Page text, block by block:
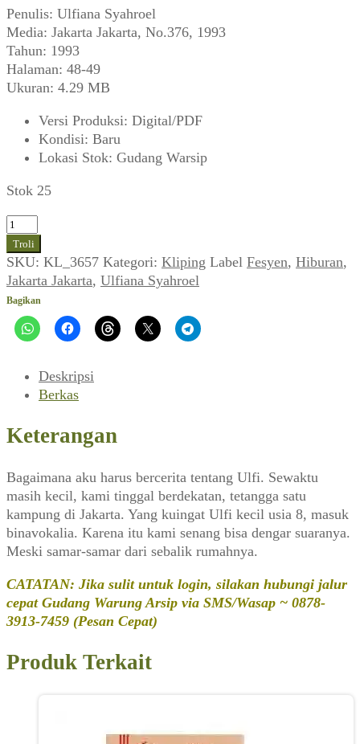
Penulis: Ulfiana Syahroel
Media: Jakarta Jakarta, No.376, 1993
Tahun: 1993
Halaman: 48-49
Ukuran: 4.29 MB
Versi Produksi: Digital/PDF
Kondisi: Baru
Lokasi Stok: Gudang Warsip
Stok 25
Kuantitas
Ulfiana
Syahroel
~
Wanita
Mata
(Jakarta
Jakarta,
1993)
Troli
SKU: KL_3657 Kategori: Kliping Label Fesyen, Hiburan,
Jakarta Jakarta, Ulfiana Syahroel
Bagikan
Deskripsi
Berkas
Keterangan
Bagaimana aku harus bercerita tentang Ulfi. Sewaktu
masih kecil, kami tinggal berdekatan, tetangga satu
kampung di Jakarta. Yang kuingat Ulfi kecil usia 8, masuk
binavokalia. Karena itu kami senang bisa dengar suaranya.
Meski samar-samar dari sebalik rumahnya.
CATATAN: Jika sulit untuk login, silakan hubungi jalur
cepat Gudang Warung Arsip via SMS/Wasap ~ 0878-
3913-7459 (Pesan Cepat)
Produk Terkait